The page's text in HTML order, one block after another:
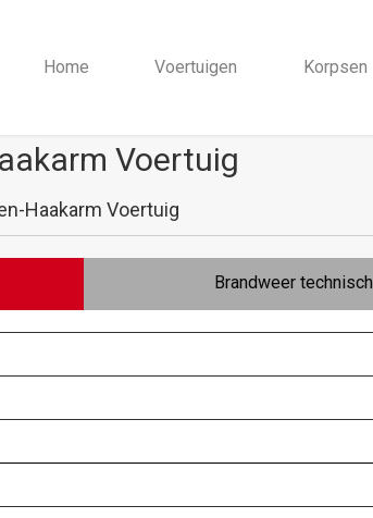
Home Voertuigen Korpsen
Voertuig
Haakarm Voertuig
Brandweer technisch